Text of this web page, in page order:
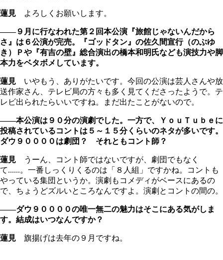
蓮見 よろしくお願いします。
――９月に行なわれた第２回本公演『旅館じゃないんだから
さ』は６公演が完売。『ゴッドタン』の佐久間宣行（のぶゆ
き）Ｐや『有吉の壁』総合演出の橋本和明氏なども演技力や脚
本力をベタボメしています。
蓮見 いやもう、ありがたいです。今回の公演は芸人さんや放
送作家さん、テレビ局の方々も多く見てくださったようで。テ
レビ出られたらいいですね。まだ出たことがないので。
――本公演は９０分の演劇でした。一方で、ＹｏｕＴｕｂｅに
投稿されているコントは５～１５分くらいのネタが多いです。
ダウ９００００は劇団？ それともコント師？
蓮見 うーん、コント師ではないですが、劇団でもなく
て......。一番しっくりくるのは「８人組」ですかね。コントも
やっている集団というか。演劇もコメディがベースにあるの
で、ちょうどズルいところなんですよ。演劇とコントの間の。
――ダウ９００００の唯一無二の魅力はそこにある気がしま
す。結成はいつなんですか？
蓮見 旗揚げは去年の９月ですね。